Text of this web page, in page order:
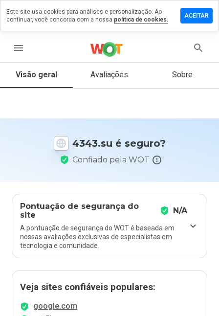
menu
Visão geral Avaliações Sobre
4343.su é seguro?
Confiado pela WOT
Pontuação de segurança do
site
N/A
A pontuação de segurança do WOT é baseada em
nossas avaliações exclusivas de especialistas em
tecnologia e comunidade.
Veja sites confiáveis populares:
google.com
um
que
Este site usa cookies para análises e personalização. Ao
continuar, você concorda com a nossa política de cookies.
ACEITAR